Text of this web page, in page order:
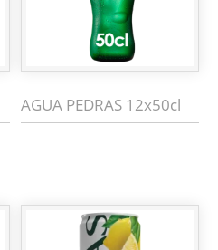
AGUA PEDRAS 12x50cl